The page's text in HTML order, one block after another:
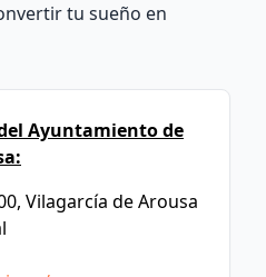
tu sueño en
Ayuntamiento de
Vilagarcía de Arousa